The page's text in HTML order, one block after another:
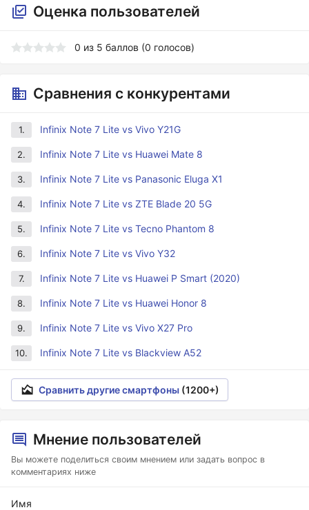
Оценка пользователей
0 из 5 баллов (0 голосов)
Сравнения с конкурентами
1. Infinix Note 7 Lite vs Vivo Y21G
2. Infinix Note 7 Lite vs Huawei Mate 8
3. Infinix Note 7 Lite vs Panasonic Eluga X1
4. Infinix Note 7 Lite vs ZTE Blade 20 5G
5. Infinix Note 7 Lite vs Tecno Phantom 8
6. Infinix Note 7 Lite vs Vivo Y32
7. Infinix Note 7 Lite vs Huawei P Smart (2020)
8. Infinix Note 7 Lite vs Huawei Honor 8
9. Infinix Note 7 Lite vs Vivo X27 Pro
10. Infinix Note 7 Lite vs Blackview A52
Сравнить другие смартфоны (1200+)
Мнение пользователей
Вы можете поделиться своим мнением или задать вопрос в
комментариях ниже
Имя